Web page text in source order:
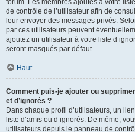
forum. Les membres ajoutés à votre
de contrôle de l’utilisateur afin de
leur envoyer des messages privés.
par ces utilisateurs peuvent
ajoutez un utilisateur à votre liste
seront masqués par défaut.
Haut
Comment puis-je ajouter ou
et d’ignorés ?
Dans chaque profil d’utilisateurs, un
liste d’amis ou d’ignorés. De même,
utilisateurs depuis le panneau de